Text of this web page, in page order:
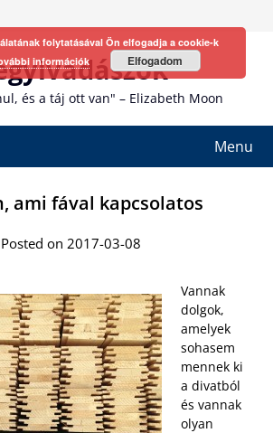
és a táj ott van" – Elizabeth Moon
Menu
ami fával kapcsolatos
Posted on 2017-03-08
Vannak
dolgok,
amelyek
sohasem
mennek ki
a divatból
és vannak
olyan
folytatásával Ön elfogadja a cookie-k
információk Elfogadom